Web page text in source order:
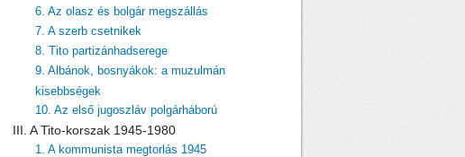
6. Az olasz és bolgár megszállás
7. A szerb csetnikek
8. Tito partizánhadserege
9. Albánok, bosnyákok: a muzulmán
kisebbségek
10. Az első jugoszláv polgárháború
III. A Tito-korszak 1945-1980
1. A kommunista megtorlás 1945